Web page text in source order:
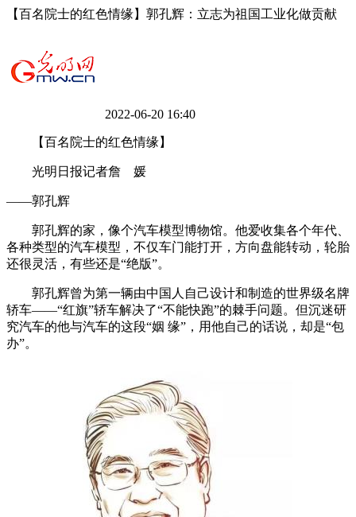
【百名院士的红色情缘】郭孔辉：立志为祖国工业化做贡献
2022-06-20 16:40
【百名院士的红色情缘】
光明日报记者詹 媛
——郭孔辉
郭孔辉的家，像个汽车模型博物馆。他爱收集各个年代、
各种类型的汽车模型，不仅车门能打开，方向盘能转动，轮胎
还很灵活，有些还是“绝版”。
郭孔辉曾为第一辆由中国人自己设计和制造的世界级名牌
轿车——“红旗”轿车解决了“不能快跑”的棘手问题。但沉迷研
究汽车的他与汽车的这段“姻 缘”，用他自己的话说，却是“包
办”。